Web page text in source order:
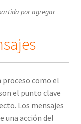
por agregar
proceso como el
el punto clave
Los mensajes
una acción del